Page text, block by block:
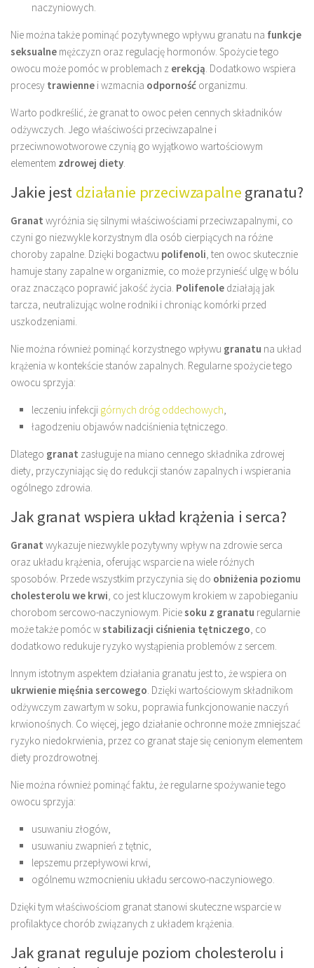
naczyniowych.
Nie można także pominąć pozytywnego wpływu granatu na funkcje
seksualne mężczyzn oraz regulację hormonów. Spożycie tego
owocu może pomóc w problemach z erekcją. Dodatkowo wspiera
procesy trawienne i wzmacnia odporność organizmu.
Warto podkreślić, że granat to owoc pełen cennych składników
odżywczych. Jego właściwości przeciwzapalne i
przeciwnowotworowe czynią go wyjątkowo wartościowym
elementem zdrowej diety.
Jakie jest działanie przeciwzapalne granatu?
Granat wyróżnia się silnymi właściwościami przeciwzapalnymi, co
czyni go niezwykle korzystnym dla osób cierpiących na różne
choroby zapalne. Dzięki bogactwu polifenoli, ten owoc skutecznie
hamuje stany zapalne w organizmie, co może przynieść ulgę w bólu
oraz znacząco poprawić jakość życia. Polifenole działają jak
tarcza, neutralizując wolne rodniki i chroniąc komórki przed
uszkodzeniami.
Nie można również pominąć korzystnego wpływu granatu na układ
krążenia w kontekście stanów zapalnych. Regularne spożycie tego
owocu sprzyja:
leczeniu infekcji górnych dróg oddechowych,
łagodzeniu objawów nadciśnienia tętniczego.
Dlatego granat zasługuje na miano cennego składnika zdrowej
diety, przyczyniając się do redukcji stanów zapalnych i wspierania
ogólnego zdrowia.
Jak granat wspiera układ krążenia i serca?
Granat wykazuje niezwykle pozytywny wpływ na zdrowie serca
oraz układu krążenia, oferując wsparcie na wiele różnych
sposobów. Przede wszystkim przyczynia się do obniżenia poziomu
cholesterolu we krwi, co jest kluczowym krokiem w zapobieganiu
chorobom sercowo-naczyniowym. Piciesoku z granatu regularnie
może także pomóc wstabilizacji ciśnienia tętniczego, co
dodatkowo redukuje ryzyko wystąpienia problemów z sercem.
Innym istotnym aspektem działania granatu jest to, że wspiera on
ukrwienie mięśnia sercowego. Dzięki wartościowym składnikom
odżywczym zawartym w soku, poprawia funkcjonowanie naczyń
krwionośnych. Co więcej, jego działanie ochronne może zmniejszać
ryzyko niedokrwienia, przez co granat staje się cenionym elementem
diety prozdrowotnej.
Nie można również pominąć faktu, że regularne spożywanie tego
owocu sprzyja:
usuwaniu złogów,
usuwaniu zwapnień z tętnic,
lepszemu przepływowi krwi,
ogólnemu wzmocnieniu układu sercowo-naczyniowego.
Dzięki tym właściwościom granat stanowi skuteczne wsparcie w
profilaktyce chorób związanych z układem krążenia.
Jak granat reguluje poziom cholesterolu i